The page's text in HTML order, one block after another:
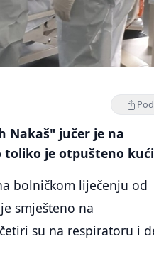
Nakaš" jučer je na
toliko je otpušteno
bolničkom liječenju od
smješteno na
su na respiratoru i